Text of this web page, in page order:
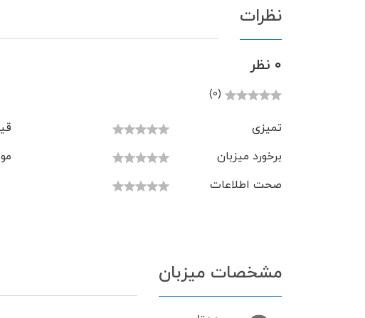
نظرات
0 نظر
(0)
تمیزی
برخورد میزبان
صحت اطلاعات
مشخصات میزبان